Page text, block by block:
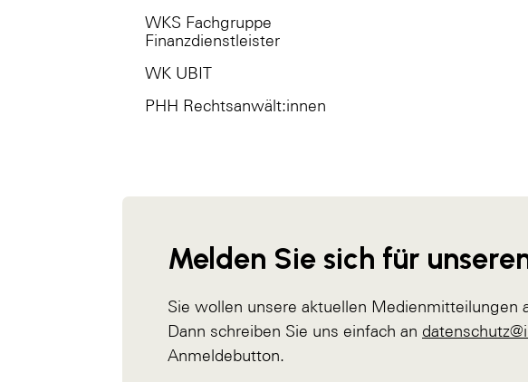
WKS Fachgruppe
Finanzdienstleister
WK UBIT
PHH Rechtsanwält:innen
Melden Sie sich für
Sie wollen unsere aktuellen Medienmitteilungen
Dann schreiben Sie uns einfach an
Anmeldebutton.